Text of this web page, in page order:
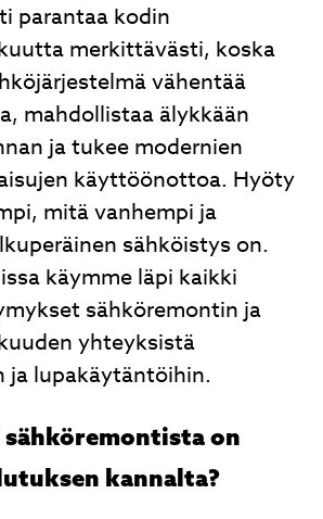
parantaa kodin
merkittävästi, koska
vähentää
mahdollistaa älykkään
ja tukee modernien
käyttöönottoa. Hyöty
mitä vanhempi ja
sähköistys on.
käymme läpi kaikki
sähköremontin ja
yhteyksistä
ja lupakäytäntöihin.
on
kannalta?
Lähetä
nopea tarjous, nopea
asennus. Hyvät
päälle.